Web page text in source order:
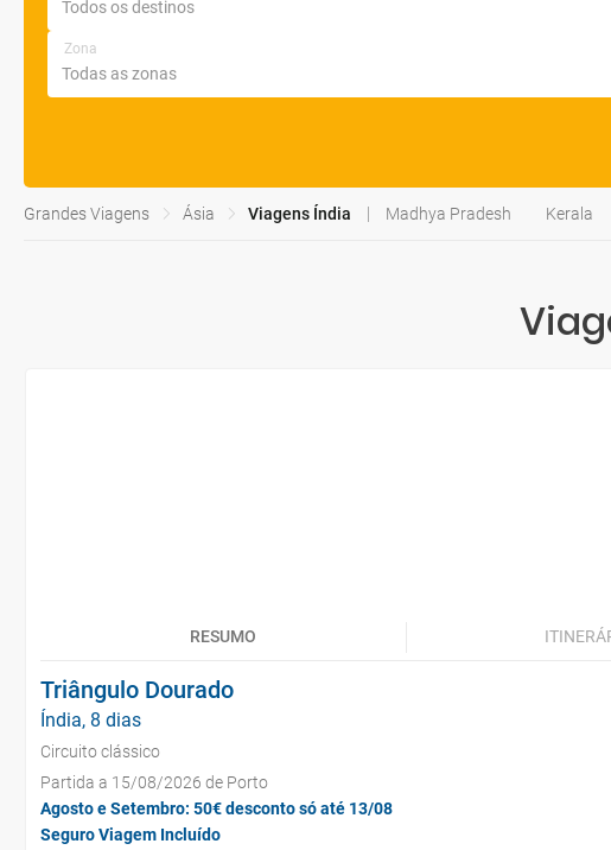
Zona
Grandes Viagens Ásia Viagens Índia Madhya Pradesh Kerala
RESUMO
Triângulo Dourado
Índia, 8 dias
Circuito clássico
Partida a 15/08/2026 de Porto
Agosto e Setembro: 50€ desconto só até 13/08
Seguro Viagem Incluído